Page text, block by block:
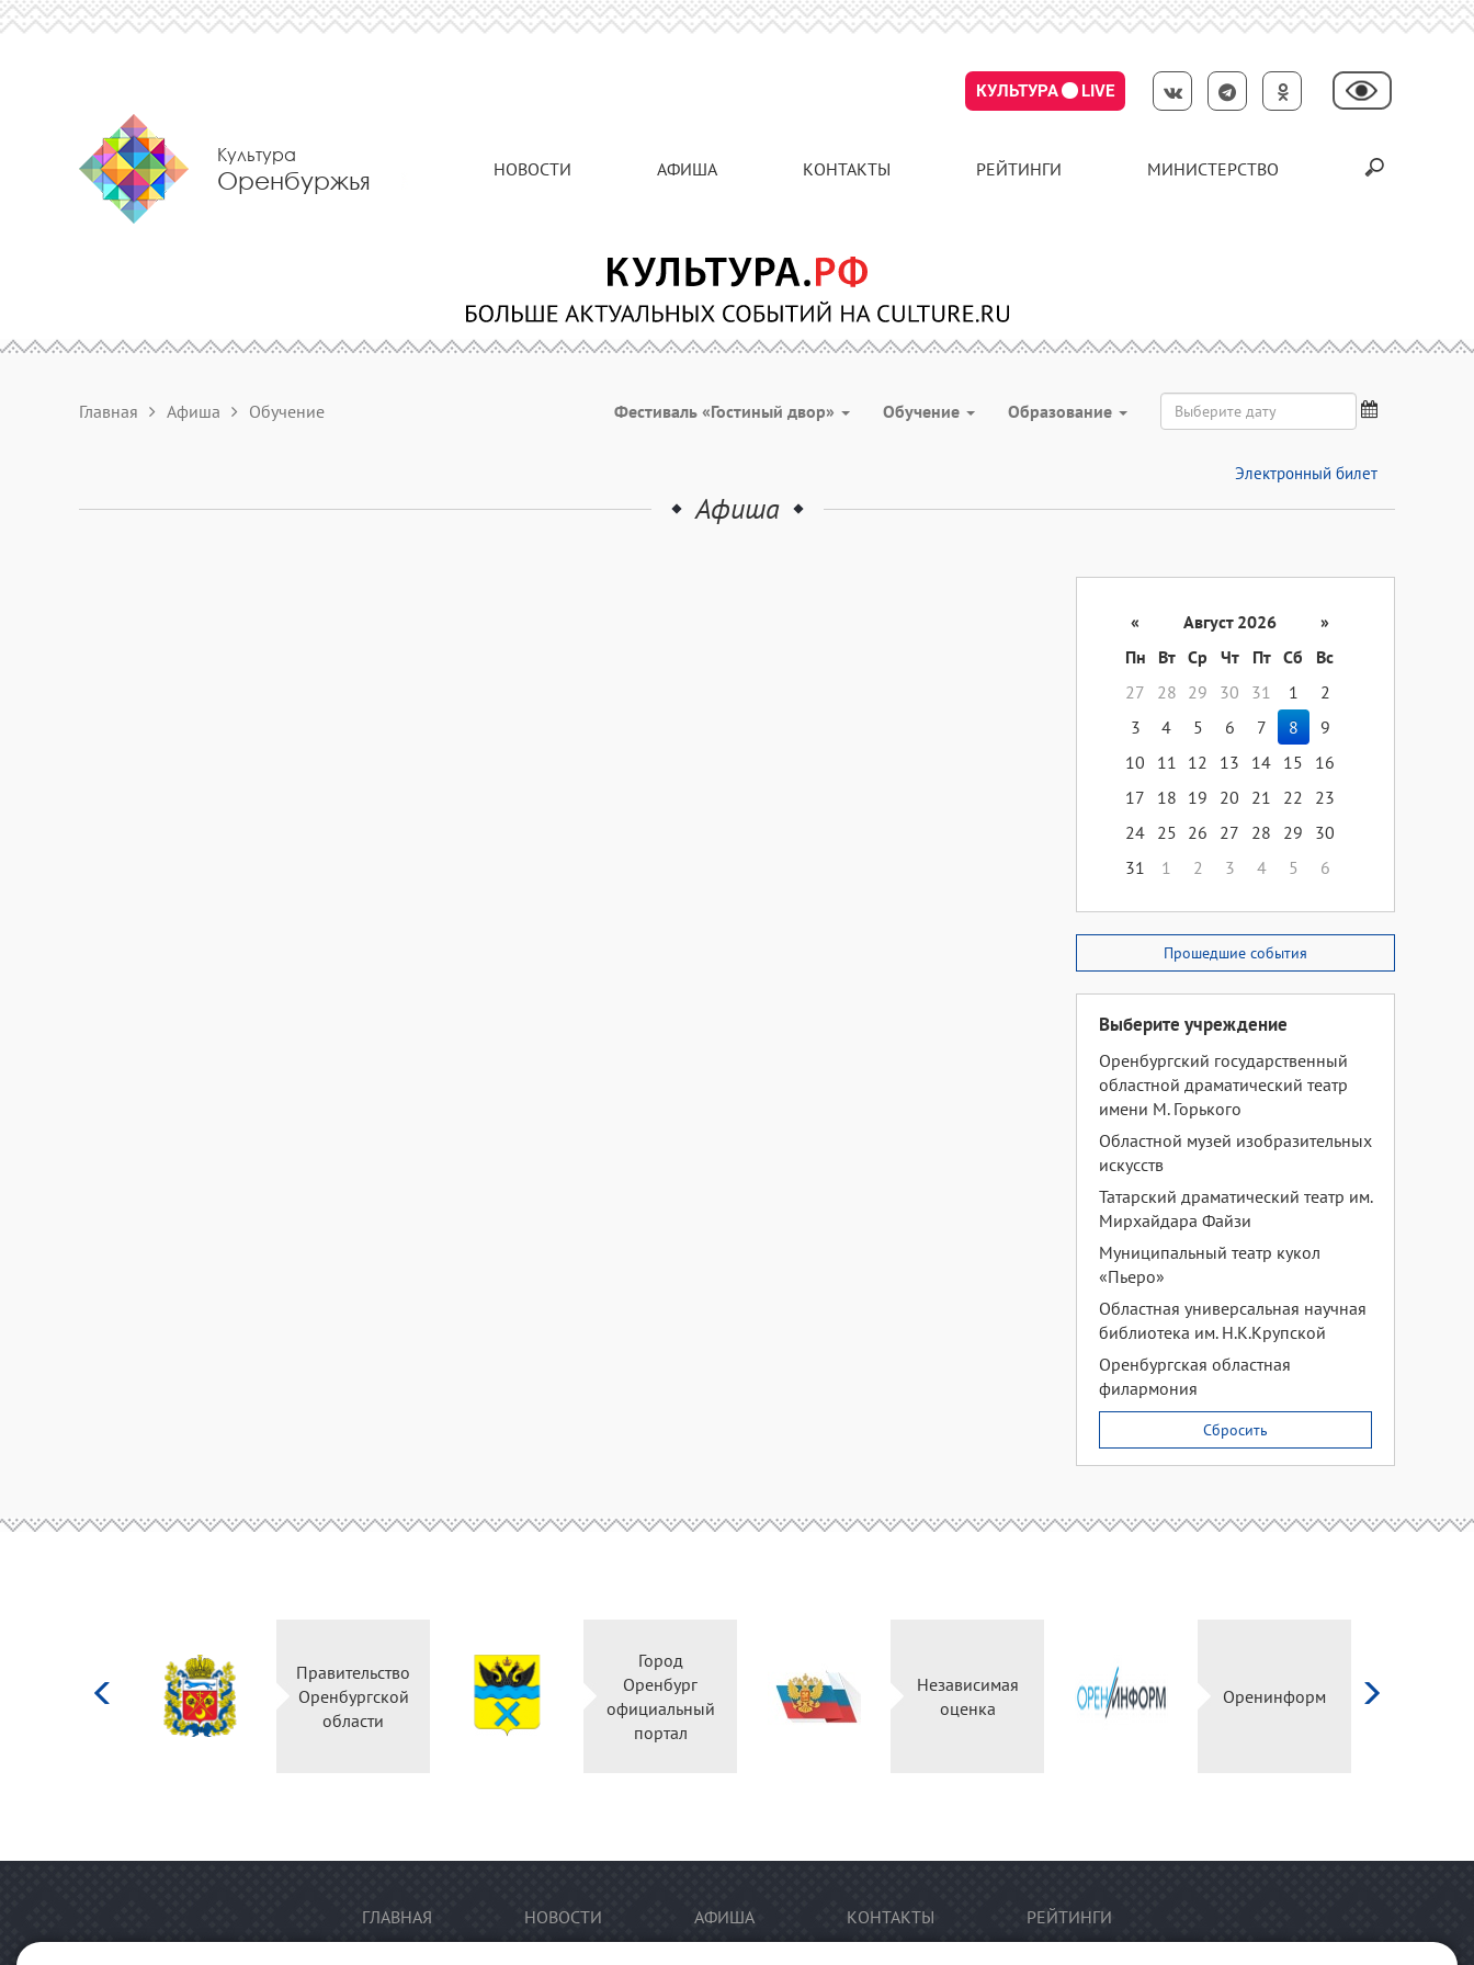
КУЛЬТУРА LIVE
Культура
Оренбуржья НОВОСТИ АФИША КОНТАКТЫ РЕЙТИНГИ МИНИСТЕРСТВО
Главная Афиша Обучение Фестиваль «Гостиный двор» Обучение Образование
Электронный билет
Афиша
« Август 2026
»
Пн
Вт Ср Чт Пт Сб
Вс
27
28 29 30 31 1
2
3
4 5 6 7 8
9
10
11 12 13 14 15
16
17
18 19 20 21 22
23
24 25 26 27 28 29
30
31
1 2 3 4 5 6
Прошедшие события
Выберите учреждение
Оренбургский государственный
областной драматический театр
имени М. Горького
Областной музей изобразительных
искусств
Татарский драматический театр им.
Мирхайдара Файзи
Муниципальный театр кукол
«Пьеро»
Областная универсальная научная
библиотека им. Н.К.Крупской
Оренбургская областная
филармония
Сбросить
Правительство
Оренбургской
области
Город
Оренбург
официальный
портал
Независимая
оценка
Оренинформ
ГЛАВНАЯ НОВОСТИ АФИША КОНТАКТЫ РЕЙТИНГИ